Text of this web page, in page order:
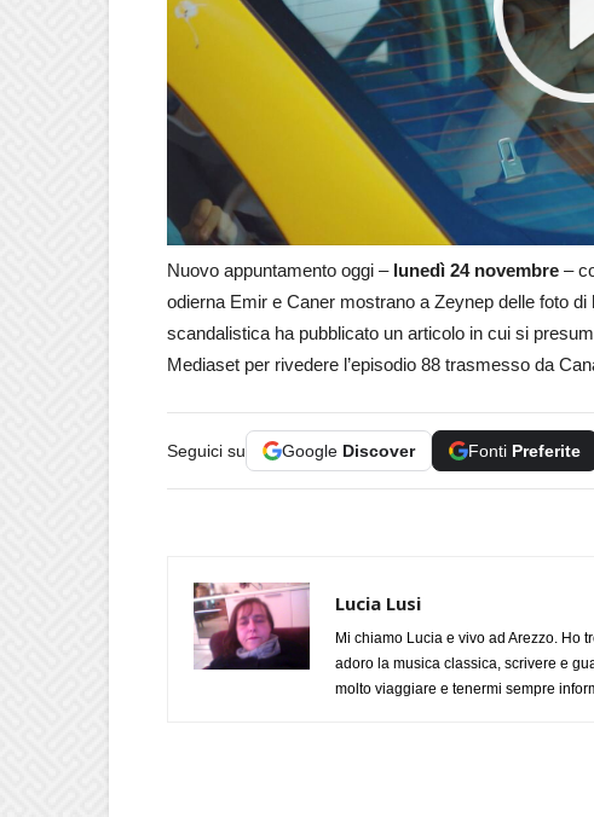
Nuovo appuntamento oggi – lunedì 24 novembre –
odierna Emir e Caner mostrano a Zeynep delle foto
scandalistica ha pubblicato un articolo in cui si
Mediaset per rivedere l’episodio 88 trasmesso da
Seguici su Google Discover Fonti Preferite
Lucia Lusi
Mi chiamo Lucia e vivo ad Arezzo. Ho
adoro la musica classica, scrivere e
molto viaggiare e tenermi sempre